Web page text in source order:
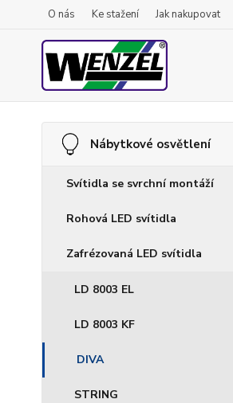
O nás Ke stažení Jak nakupovat
Nábytkové osvětlení
Svítidla se svrchní montáží
Rohová LED svítidla
Zafrézovaná LED svítidla
LD 8003 EL
LD 8003 KF
DIVA
STRING